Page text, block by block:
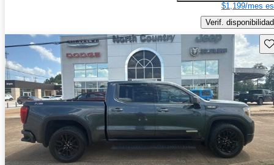
$1,199/mes
Verif. disponibilidad